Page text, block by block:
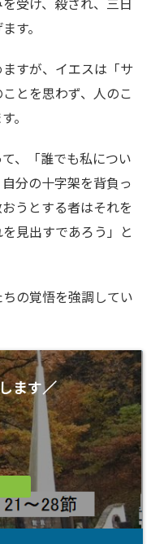
受け、殺され、三日
す。
すが、イエスは「サ
とを思わず、人のこ
。
、「誰でも私につい
分の十字架を背負っ
うとする者はそれを
見出すであろう」と
の覚悟を強調してい
ます／